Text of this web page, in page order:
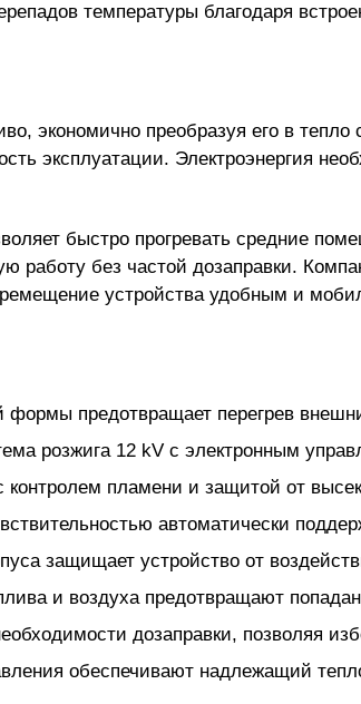
температуры благодаря
экономично преобразуя его в
эксплуатации. Электроэнергия
быстро прогревать средние
работу без частой дозаправки.
устройства удобным и
формы предотвращает перегрев
розжига 12 kV с электронным
контролем пламени и защитой от
автоматически
защищает устройство от
и воздуха предотвращают
дозаправки, позволяя
обеспечивают надлежащий